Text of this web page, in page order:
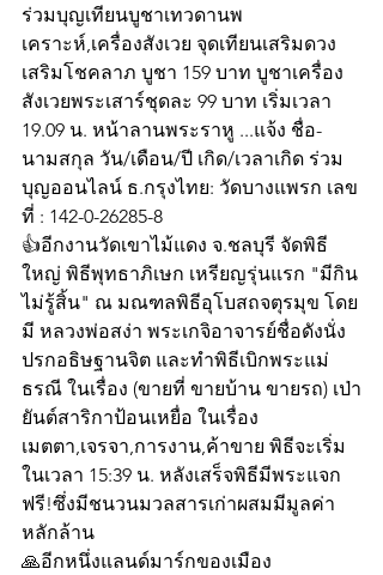
ร่วมบุญเทียนบูชาเทวดานพ
เคราะห์,เครื่องสังเวย จุดเทียนเสริมดวง
เสริมโชคลาภ บูชา 159 บาท บูชาเครื่อง
สังเวยพระเสาร์ชุดละ 99 บาท เริ่มเวลา
19.09 น. หน้าลานพระราหู ...แจ้ง ชื่อ-
นามสกุล วัน/เดือน/ปี เกิด/เวลาเกิด ร่วม
บุญออนไลน์ ธ.กรุงไทย: วัดบางแพรก เลข
ที่ : 142-0-26285-8
👍อีกงานวัดเขาไม้แดง จ.ชลบุรี จัดพิธี
ใหญ่ พิธีพุทธาภิเษก เหรียญรุ่นแรก "มีกิน
ไม่รู้สิ้น" ณ มณฑลพิธีอุโบสถจตุรมุข โดย
มี หลวงพ่อสง่า พระเกจิอาจารย์ชื่อดังนั่ง
ปรกอธิษฐานจิต และทำพิธีเบิกพระแม่
ธรณี ในเรื่อง (ขายที่ ขายบ้าน ขายรถ) เป่า
ยันต์สาริกาป้อนเหยื่อ ในเรื่อง
เมตตา,เจรจา,การงาน,ค้าขาย พิธีจะเริ่ม
ในเวลา 15:39 น. หลังเสร็จพิธีมีพระแจก
ฟรี!ซึ่งมีชนวนมวลสารเก่าผสมมีมูลค่า
หลักล้าน
🙏อีกหนึ่งแลนด์มาร์กของเมือง